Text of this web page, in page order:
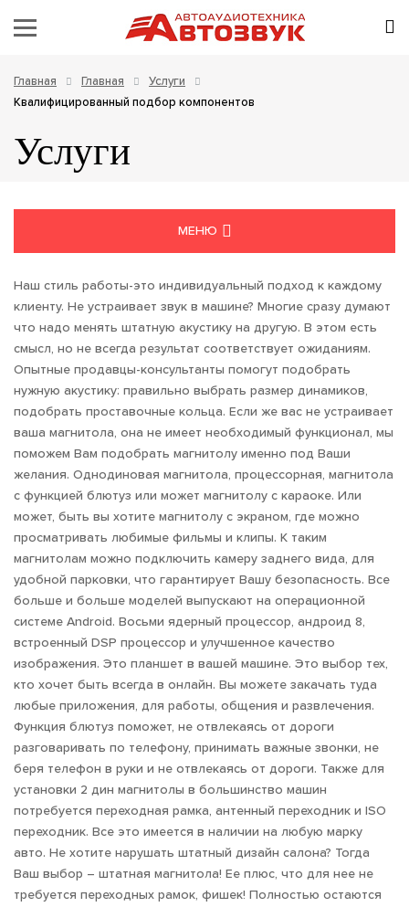
Главная Главная
Услуги
Квалифицированный подбор компонентов
Услуги
МЕНЮ
УСТАНОВКА АВТОЗВУКА
УСТАНОВКА СИГНАЛИЗАЦИЙ
ЛЮБЫЕ ЭЛЕКТРОМОНТАЖНЫЕ РАБОТЫ
ШУМОИЗОЛЯЦИЯ САЛОНА
Наш стиль работы-это индивидуальный подход к каждому
клиенту. Не устраивает звук в машине? Многие сразу думают
что надо менять штатную акустику на другую. В этом есть
смысл, но не всегда результат соответствует ожиданиям.
Опытные продавцы-консультанты помогут подобрать
нужную акустику: правильно выбрать размер динамиков,
подобрать проставочные кольца. Если же вас не устраивает
ваша магнитола, она не имеет необходимый функционал, мы
поможем Вам подобрать магнитолу именно под Ваши
желания. Однодиновая магнитола, процессорная, магнитола
с функцией блютуз или может магнитолу с караоке. Или
может, быть вы хотите магнитолу с экраном, где можно
просматривать любимые фильмы и клипы. К таким
магнитолам можно подключить камеру заднего вида, для
удобной парковки, что гарантирует Вашу безопасность. Все
больше и больше моделей выпускают на операционной
системе Android. Восьми ядерный процессор, андроид 8,
встроенный DSP процессор и улучшенное качество
изображения. Это планшет в вашей машине. Это выбор тех,
кто хочет быть всегда в онлайн. Вы можете закачать туда
любые приложения, для работы, общения и развлечения.
Функция блютуз поможет, не отвлекаясь от дороги
разговаривать по телефону, принимать важные звонки, не
беря телефон в руки и не отвлекаясь от дороги. Также для
установки 2 дин магнитолы в большинство машин
потребуется переходная рамка, антенный переходник и ISO
переходник. Все это имеется в наличии на любую марку
авто. Не хотите нарушать штатный дизайн салона? Тогда
Ваш выбор – штатная магнитола! Ее плюс, что для нее не
требуется переходных рамок, фишек! Полностью остаются